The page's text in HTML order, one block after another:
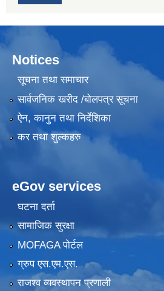
Notices
सूचना तथा समाचार
सार्वजनिक खरीद /बोलपत्र सूचना
ऐन, कानुन तथा निर्देशिका
कर तथा शुल्कहरु
eGov services
घटना दर्ता
सामाजिक सुरक्षा
MOFAGA पोर्टल
ग्रुप एस.एम.एस.
राजश्व व्यवस्थापन प्रणाली